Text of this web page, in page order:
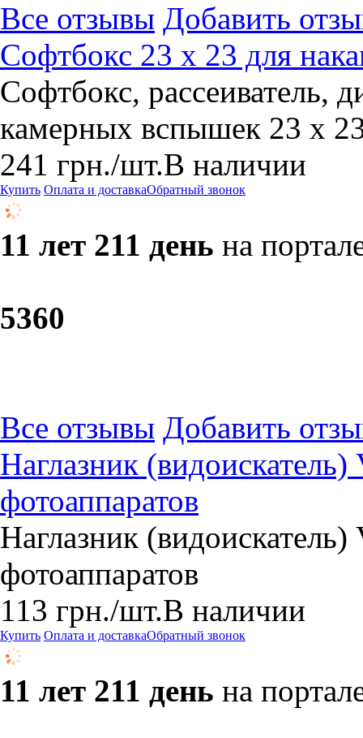
Все отзывы Добавить
Софтбокс 23 х 23 для
Софтбокс, рассеиватель,
камерных вспышек 23 х
241 грн./шт.В наличии
Купить Оплата и доставкаОбратный звонок
11 лет 211 день на
5360
Все отзывы Добавить
Наглазник
фотоаппаратов
Наглазник
фотоаппаратов
113 грн./шт.В наличии
Купить Оплата и доставкаОбратный звонок
11 лет 211 день на